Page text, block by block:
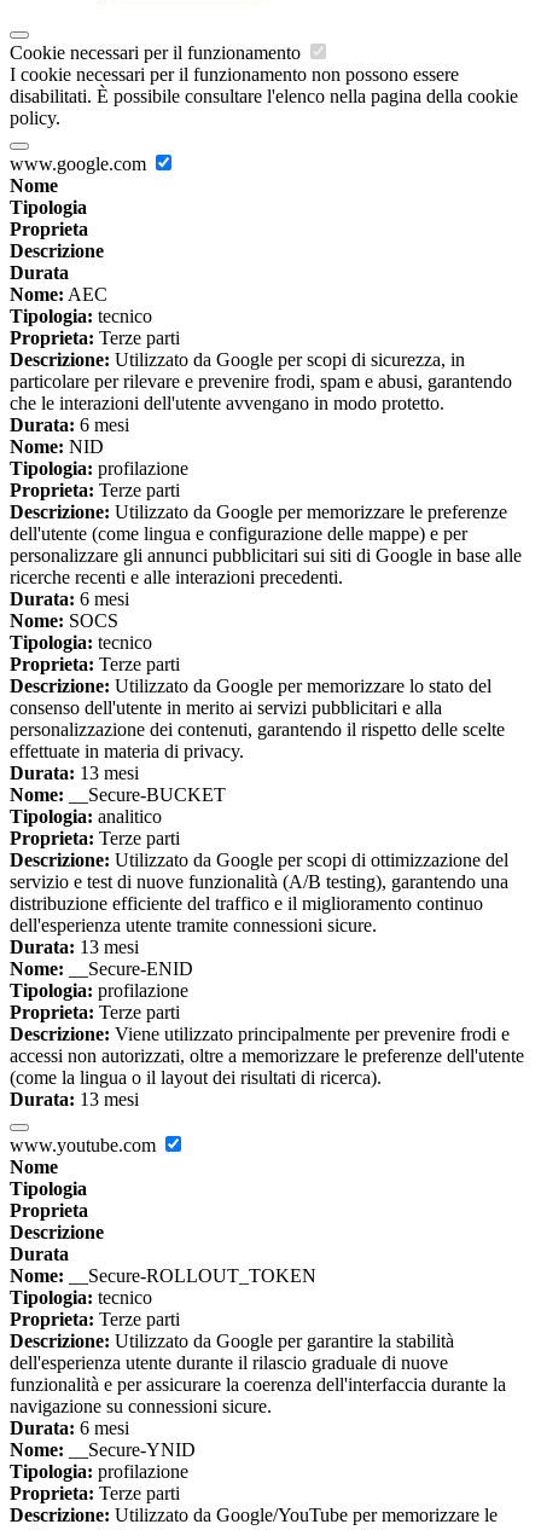
Cookie necessari per il funzionamento
I cookie necessari per il funzionamento non possono essere
disabilitati. È possibile consultare l'elenco nella pagina della cookie
policy.
www.google.com
Nome
Tipologia
Proprieta
Descrizione
Durata
Nome: AEC
Tipologia: tecnico
Proprieta: Terze parti
Descrizione: Utilizzato da Google per scopi di sicurezza, in
particolare per rilevare e prevenire frodi, spam e abusi, garantendo
che le interazioni dell'utente avvengano in modo protetto.
Durata: 6 mesi
Nome: NID
Tipologia: profilazione
Proprieta: Terze parti
Descrizione: Utilizzato da Google per memorizzare le preferenze
dell'utente (come lingua e configurazione delle mappe) e per
personalizzare gli annunci pubblicitari sui siti di Google in base alle
ricerche recenti e alle interazioni precedenti.
Durata: 6 mesi
Nome: SOCS
Tipologia: tecnico
Proprieta: Terze parti
Descrizione: Utilizzato da Google per memorizzare lo stato del
consenso dell'utente in merito ai servizi pubblicitari e alla
personalizzazione dei contenuti, garantendo il rispetto delle scelte
effettuate in materia di privacy.
Durata: 13 mesi
Nome: __Secure-BUCKET
Tipologia: analitico
Proprieta: Terze parti
Descrizione: Utilizzato da Google per scopi di ottimizzazione del
servizio e test di nuove funzionalità (A/B testing), garantendo una
distribuzione efficiente del traffico e il miglioramento continuo
dell'esperienza utente tramite connessioni sicure.
Durata: 13 mesi
Nome: __Secure-ENID
Tipologia: profilazione
Proprieta: Terze parti
Descrizione: Viene utilizzato principalmente per prevenire frodi e
accessi non autorizzati, oltre a memorizzare le preferenze dell'utente
(come la lingua o il layout dei risultati di ricerca).
Durata: 13 mesi
www.youtube.com
Nome
Tipologia
Proprieta
Descrizione
Durata
Nome: __Secure-ROLLOUT_TOKEN
Tipologia: tecnico
Proprieta: Terze parti
Descrizione: Utilizzato da Google per garantire la stabilità
dell'esperienza utente durante il rilascio graduale di nuove
funzionalità e per assicurare la coerenza dell'interfaccia durante la
navigazione su connessioni sicure.
Durata: 6 mesi
Nome: __Secure-YNID
Tipologia: profilazione
Proprieta: Terze parti
Descrizione: Utilizzato da Google/YouTube per memorizzare le